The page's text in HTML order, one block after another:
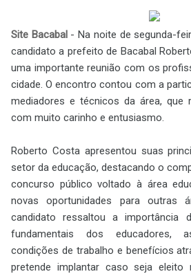
Site Bacabal- Na noite de segunda-
candidato a prefeito de Bacabal
uma importante reunião com os
cidade. O encontro contou com a
mediadores e técnicos da área, que
com muito carinho e entusiasmo.
Roberto Costa apresentou suas
setor da educação, destacando o
concurso público voltado à área
novas oportunidades para outras
candidato ressaltou a importância
fundamentais dos educadores,
condições de trabalho e benefícios
pretende implantar caso seja